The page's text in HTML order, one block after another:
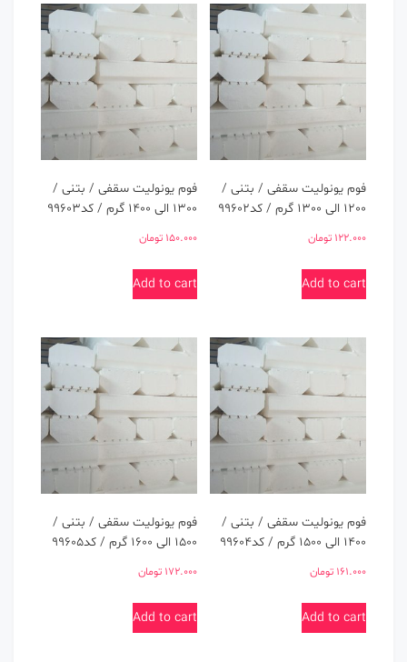
فوم یونولیت سقفی / بتنی /
1200 الی 1300 گرم / کد99602
122.000 تومان
Add to cart
فوم یونولیت سقفی / بتنی /
1300 الی 1400 گرم / کد99603
150.000 تومان
Add to cart
فوم یونولیت سقفی / بتنی /
1400 الی 1500 گرم / کد99604
161.000 تومان
Add to cart
فوم یونولیت سقفی / بتنی /
1500 الی 1600 گرم / کد99605
172.000 تومان
Add to cart